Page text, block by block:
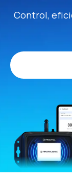
Control,